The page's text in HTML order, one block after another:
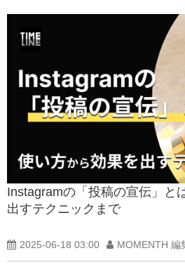
Instagramの「投稿の宣伝」と
出すテクニックまで
2025-06-18 03:00 MOMENTH 編